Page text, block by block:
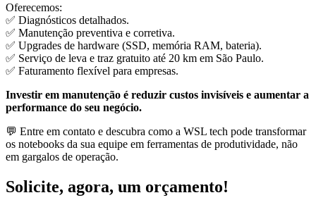
Oferecemos:
✅ Diagnósticos detalhados.
✅ Manutenção preventiva e corretiva.
✅ Upgrades de hardware (SSD, memória RAM, bateria).
✅ Serviço de leva e traz gratuito até 20 km em São Paulo.
✅ Faturamento flexível para empresas.
Investir em manutenção é reduzir custos invisíveis e aumentar a
performance do seu negócio.
💬 Entre em contato e descubra como a WSL tech pode transformar
os notebooks da sua equipe em ferramentas de produtividade, não
em gargalos de operação.
Solicite, agora, um orçamento!